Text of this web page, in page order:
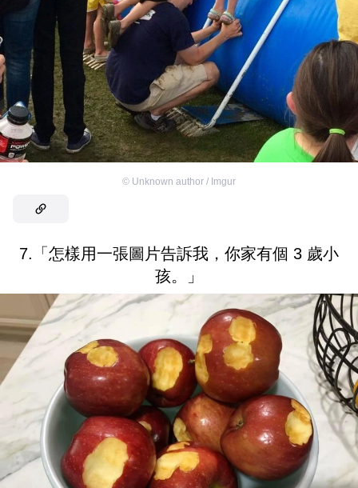
© Unknown author / Imgur
7.「怎樣用一張圖片告訴我，你家有個 3 歲小
孩。」